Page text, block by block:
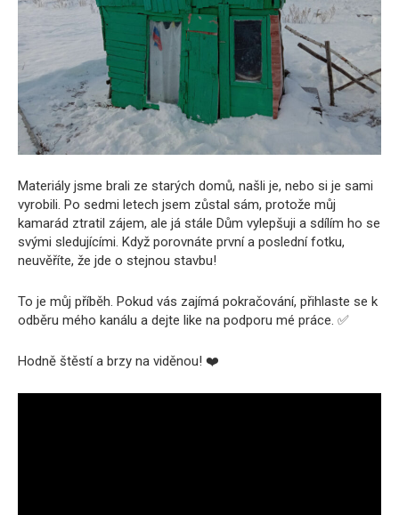
Materiály jsme brali ze starých domů, našli je, nebo si je sami
vyrobili. Po sedmi letech jsem zůstal sám, protože můj
kamarád ztratil zájem, ale já stále Dům vylepšuji a sdílím ho se
svými sledujícími. Když porovnáte první a poslední fotku,
neuvěříte, že jde o stejnou stavbu!
To je můj příběh. Pokud vás zajímá pokračování, přihlaste se k
odběru mého kanálu a dejte like na podporu mé práce. ✅
Hodně štěstí a brzy na viděnou! ❤️